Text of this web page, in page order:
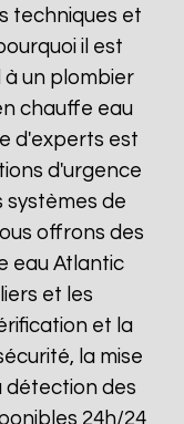
techniques et
il est
un plombier
chauffe eau
d'experts est
d'urgence
systèmes de
offrons des
eau Atlantic
et les
et la
la mise
détection des
24h/24